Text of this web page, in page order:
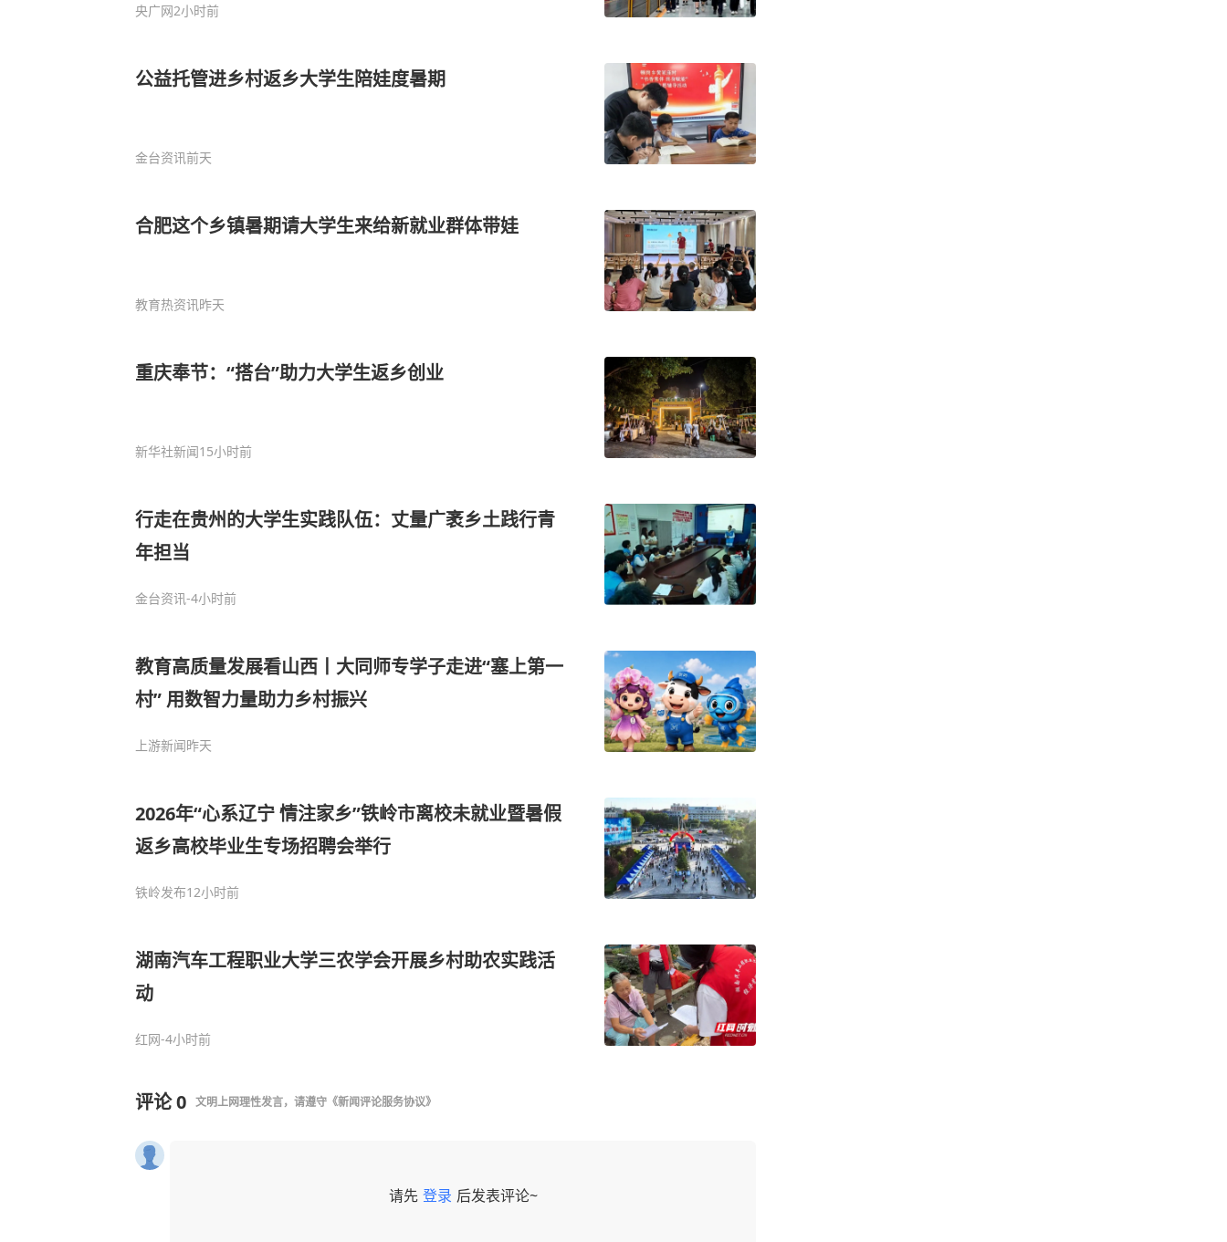
央广网2小时前
公益托管进乡村返乡大学生陪娃度暑期
金台资讯前天
合肥这个乡镇暑期请大学生来给新就业群体带娃
教育热资讯昨天
重庆奉节：“搭台”助力大学生返乡创业
新华社新闻15小时前
行走在贵州的大学生实践队伍：丈量广袤乡土践行青
年担当
金台资讯-4小时前
教育高质量发展看山西丨大同师专学子走进“塞上第一
村” 用数智力量助力乡村振兴
上游新闻昨天
2026年“心系辽宁 情注家乡”铁岭市离校未就业暨暑假
返乡高校毕业生专场招聘会举行
铁岭发布12小时前
湖南汽车工程职业大学三农学会开展乡村助农实践活
动
红网-4小时前
评论0 文明上网理性发言，请遵守 《新闻评论服务协议》
请先 登录 后发表评论~